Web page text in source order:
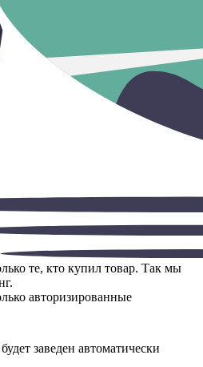
те, кто купил товар. Так мы
авторизированные
заведен автоматически